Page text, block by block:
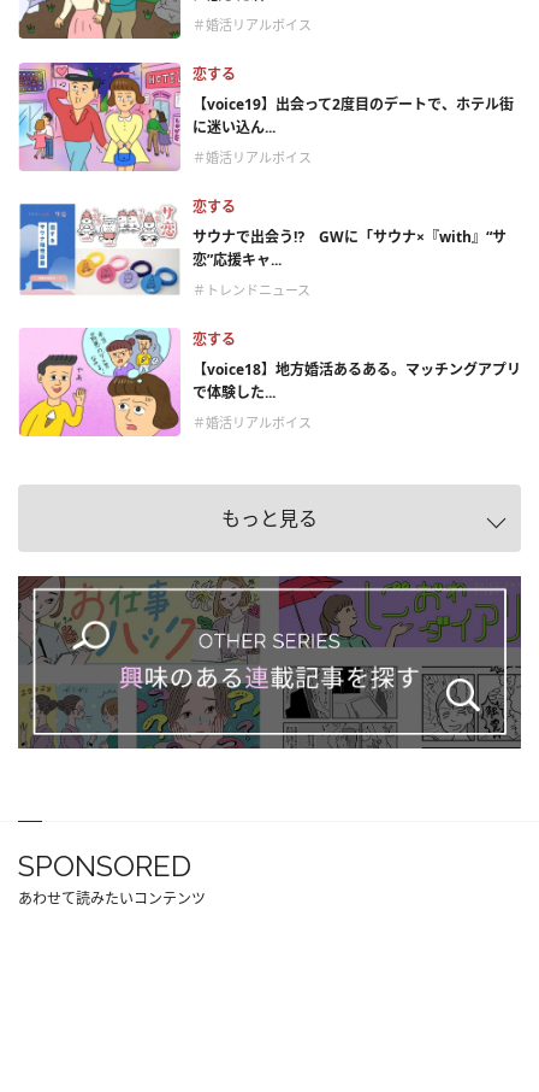
＃婚活リアルボイス
恋する
【voice19】出会って2度目のデートで、ホテル街
に迷い込ん...
＃婚活リアルボイス
恋する
サウナで出会う⁉ GWに「サウナ×『with』“サ
恋”応援キャ...
＃トレンドニュース
恋する
【voice18】地方婚活あるある。マッチングアプリ
で体験した...
＃婚活リアルボイス
もっと見る
SPONSORED
あわせて読みたいコンテンツ